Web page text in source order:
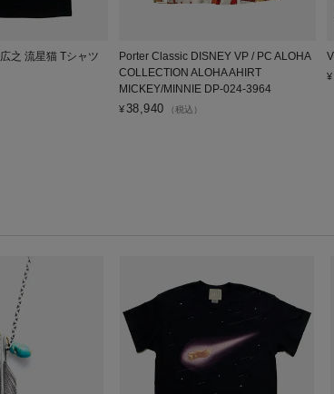
之 流星猫 Tシャツ
Porter Classic DISNEY VP / PC ALOHA
COLLECTION ALOHA AHIRT
MICKEY/MINNIE DP-024-3964
¥ 38,940 （税込）
¥